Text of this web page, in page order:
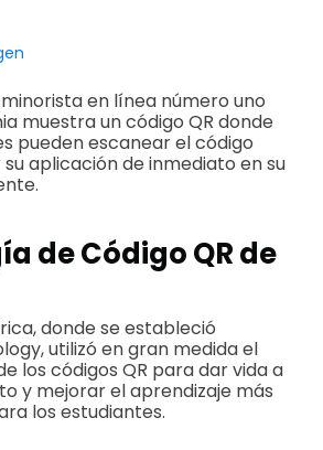
en línea número uno
muestra un código QR donde
pueden escanear el código
aplicación de inmediato en su
de Código QR de
donde se estableció
utilizó en gran medida el
los códigos QR para dar vida a
y mejorar el aprendizaje más
los estudiantes.